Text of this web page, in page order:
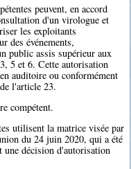
peuvent, en accord
d'un virologue et
les exploitants
des événements,
public assis supérieur aux
5 et 6. Cette autorisation
auditoire ou conformément
l'article 23.
compétent.
utilisent la matrice visée par
du 24 juin 2020, qui a été
décision d'autorisation